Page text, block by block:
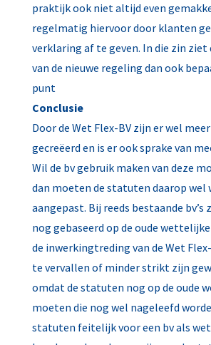
praktijk ook niet altijd even
regelmatig hiervoor door klanten
verklaring af te geven. In die zin
van de nieuwe regeling dan ook
punt
Conclusie
Door de Wet Flex-BV zijn er wel
gecreëerd en is er ook sprake van
Wil de bv gebruik maken van deze
dan moeten de statuten daarop wel
aangepast. Bij reeds bestaande
nog gebaseerd op de oude
de inwerkingtreding van de Wet
te vervallen of minder strikt zijn
omdat de statuten nog op de oude
moeten die nog wel nageleefd
statuten feitelijk voor een bv als